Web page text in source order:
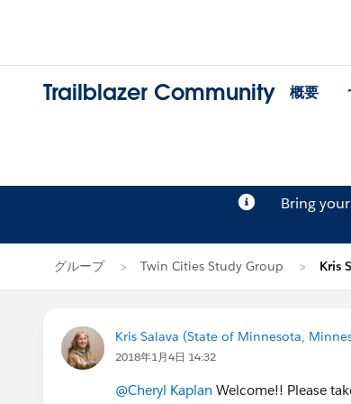
Trailblazer Community 概要
Bring
グループ Twin Cities Study Group Kris
Kris Salava (State of Minnesota,
2018年1月4日 14:32
@Cheryl Kaplan Welcome!! Please